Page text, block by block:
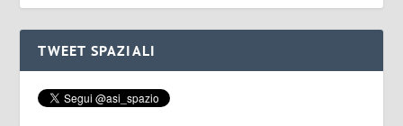
TWEET SPAZIALI